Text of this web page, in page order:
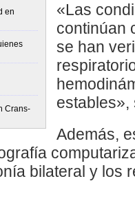
en
Crans-
«Las
continúan
se han
estables»,
Además,
bilateral y los